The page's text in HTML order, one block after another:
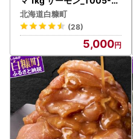
870
北海道白糠町
(28)
5,000